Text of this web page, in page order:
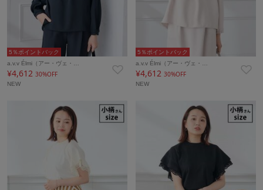
5％ポイントバック
a.v.v Élmi（アー・ヴェ・…
¥4,612 30%OFF
NEW
5％ポイントバック
a.v.v Élmi（アー・ヴェ・…
¥4,61230%OFF
NEW